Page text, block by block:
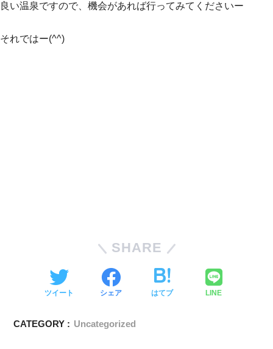
良い温泉ですので、機会があれば行ってみてくださいー
それではー(^^)
SHARE
ツイート シェア はてブ LINE
CATEGORY : Uncategorized